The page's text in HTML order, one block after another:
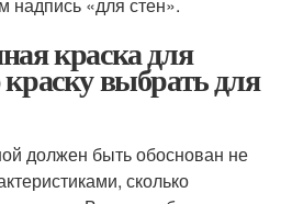
«для стен».
краска для
выбрать для
должен быть обоснован не
сколько